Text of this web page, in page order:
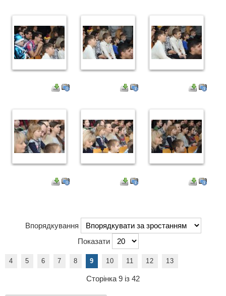
Впорядкування
Показати
4 5 6 7 8 9 10 11 12 13
Сторінка 9 із 42